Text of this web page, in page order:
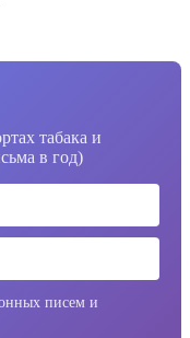
табака и
в год)
писем и